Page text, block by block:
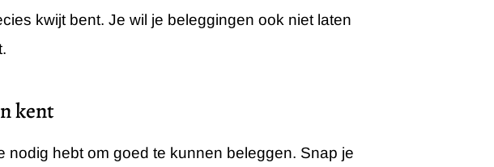
kwijt bent. Je wil je beleggingen ook niet laten
kent
hebt om goed te kunnen beleggen. Snap je